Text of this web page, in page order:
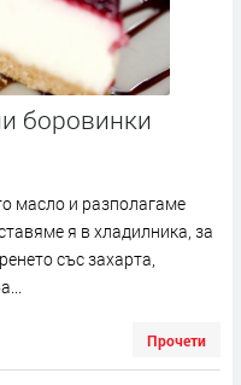
боровинки
масло и разполагаме
я в хладилника, за
със захарта,
Прочети